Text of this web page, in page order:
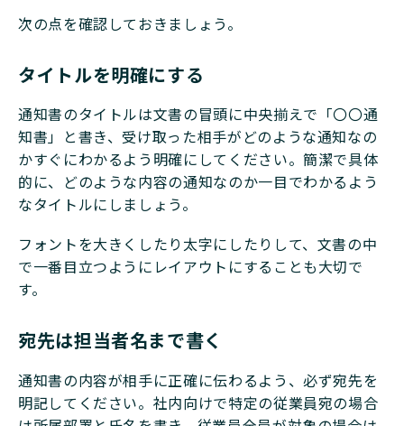
次の点を確認しておきましょう。
タイトルを明確にする
通知書のタイトルは文書の冒頭に中央揃えで「〇〇通
知書」と書き、受け取った相手がどのような通知なの
かすぐにわかるよう明確にしてください。簡潔で具体
的に、どのような内容の通知なのか一目でわかるよう
なタイトルにしましょう。
フォントを大きくしたり太字にしたりして、文書の中
で一番目立つようにレイアウトにすることも大切で
す。
宛先は担当者名まで書く
通知書の内容が相手に正確に伝わるよう、必ず宛先を
明記してください。社内向けで特定の従業員宛の場合